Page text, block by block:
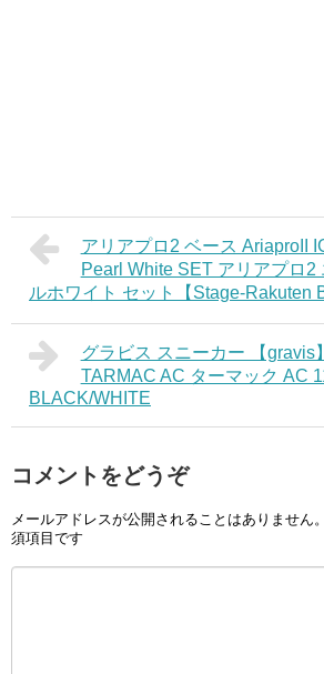
アリアプロ2 ベース AriaproII
Pearl White SET アリアプロ2
ルホワイト セット【Stage-Rakuten
グラビス スニーカー 【gravis
TARMAC AC ターマック AC
BLACK/WHITE
コメントをどうぞ
メールアドレスが公開されることはありません。
須項目です